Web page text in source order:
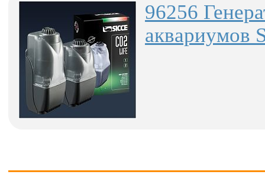
96256
аквариумов